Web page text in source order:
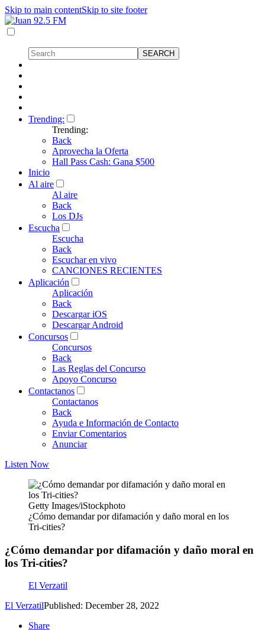
Skip to main contentSkip to site footer
Trending:
Trending:
Back
Aprovecha la Oferta
Hall Pass Cash: Gana $500
Inicio
Al aire
Al aire
Back
Los DJs
Escucha
Escucha
Back
Escuchar en vivo
CANCIONES RECIENTES
Aplicación
Aplicación
Back
Descargar iOS
Descargar Android
Concursos
Concursos
Back
Las Reglas del Concurso
Apoyo Concurso
Contactanos
Contactanos
Back
Ayuda e Información de Contacto
Enviar Comentarios
Anunciar
Listen Now
Getty Images/iStockphoto
¿Cómo demandar por difamación y daño moral en los
Tri-cities?
¿Cómo demandar por difamación y daño moral en
los Tri-cities?
El Verzatil
El VerzatilPublished: December 28, 2022
Share